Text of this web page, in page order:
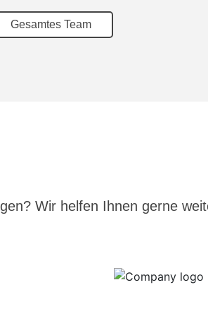
Gesamtes Team
Wir helfen Ihnen gerne